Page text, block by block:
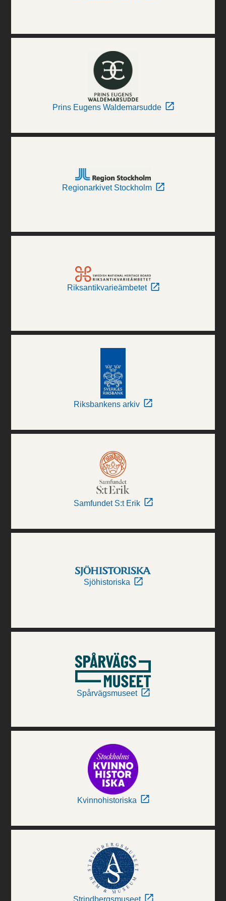
Prins Eugens Waldemarsudde
Regionarkivet Stockholm
Riksantikvarieämbetet
Riksbankens arkiv
Samfundet S:t Erik
Sjöhistoriska
Spårvägsmuseet
Kvinnohistoriska
Strindbergsmuseet